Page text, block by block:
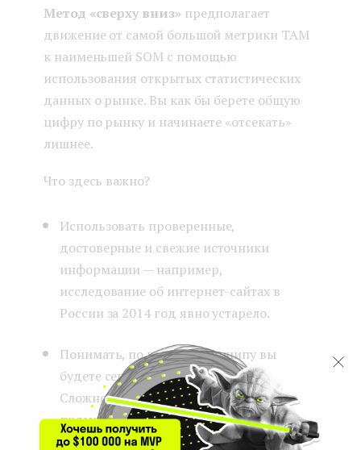
Метод «сверху вниз» предполагает
движение от самой большой метрики TAM
к наименьшей SOM с помощью
использования открытых статистических
данных о рынке. Вы как бы берете общую
цифру по рынку и начинаете «отсекать»
лишнее.
Что здесь важно?
Использовать проверенные,
достоверные и свежие источники
информации — например,
исследование об интернет-сайтах в
России за 2014 год явно устарело.
Понимать, по какому принципу вы
будете сегментировать рынок.
Сложность в том, что не всегда есть
прямые исследования, подходящие
для вычисления каждой из метрик.